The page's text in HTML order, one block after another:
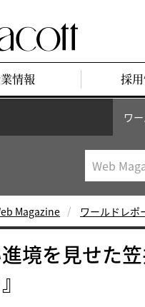
情報 採
ワ
Magazine ワールドレポ
境を見せた